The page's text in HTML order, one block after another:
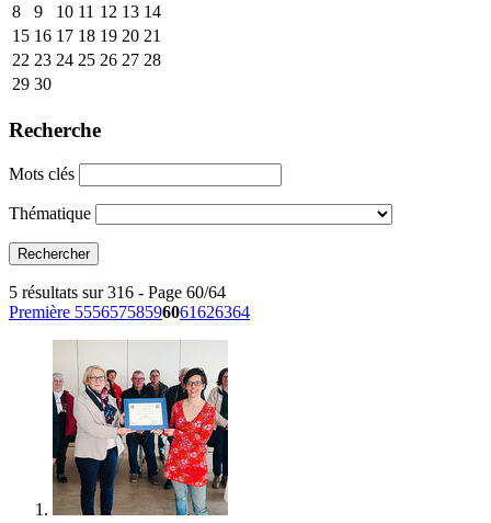
8
9 10 11 12 13 14
15 16 17 18 19 20 21
22 23 24 25 26 27 28
29 30
Recherche
Mots clés
Thématique
5 résultats sur 316 - Page 60/64
Première 55565758596061626364